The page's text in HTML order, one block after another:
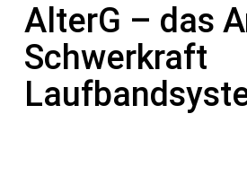
AlterG – das
Schwerkraft